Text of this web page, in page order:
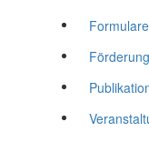
Formulare